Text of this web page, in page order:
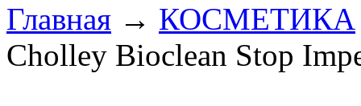
Главная → КОСМЕТИКА
Cholley Bioclean Stop